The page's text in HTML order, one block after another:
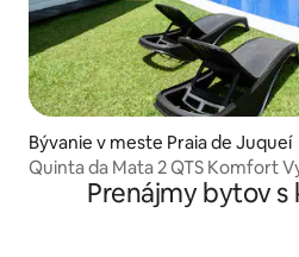
Bývanie v meste Praia de Juqueí
Quinta da Mata 2 QTS Komfort
Prenájmy bytov s